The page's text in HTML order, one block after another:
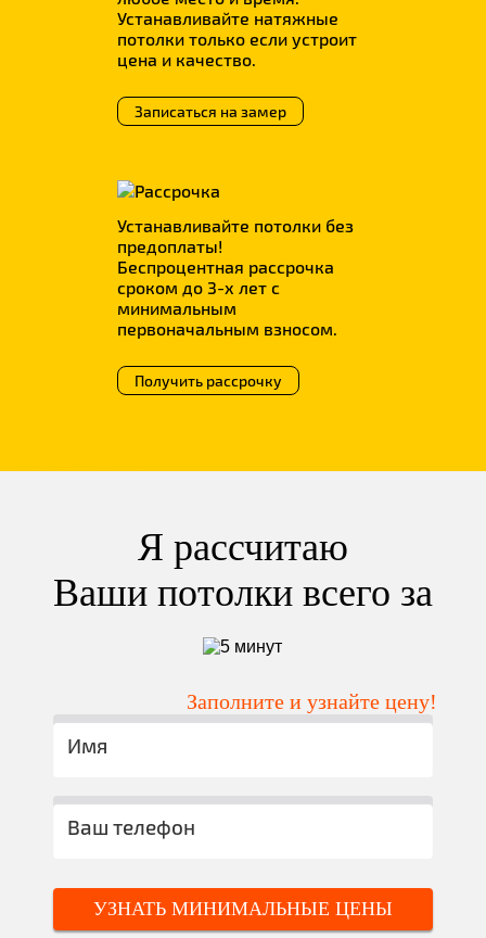
Устанавливайте натяжные
потолки только если устроит
цена и качество.
Записаться на замер
Устанавливайте потолки без
предоплаты!
Беспроцентная рассрочка
сроком до 3-х лет с
минимальным
первоначальным взносом.
Получить рассрочку
Я рассчитаю
Ваши потолки всего за
Заполните и узнайте цену!
УЗНАТЬ МИНИМАЛЬНЫЕ ЦЕНЫ